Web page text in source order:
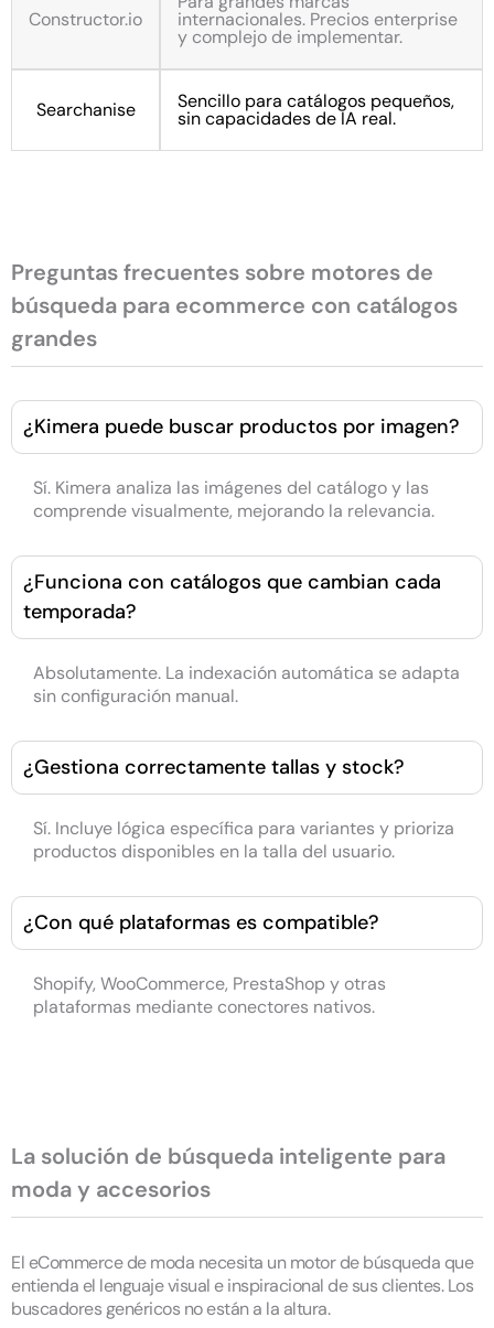
Constructor.io internacionales. Precios enterprise
y complejo de implementar.
Searchanise Sencillo para catálogos pequeños,
sin capacidades de IA real.
Preguntas frecuentes sobre motores de
búsqueda para ecommerce con catálogos
grandes
¿Kimera puede buscar productos por imagen?
Sí. Kimera analiza las imágenes del catálogo y las
comprende visualmente, mejorando la relevancia.
¿Funciona con catálogos que cambian cada
temporada?
Absolutamente. La indexación automática se adapta
sin configuración manual.
¿Gestiona correctamente tallas y stock?
Sí. Incluye lógica específica para variantes y prioriza
productos disponibles en la talla del usuario.
¿Con qué plataformas es compatible?
Shopify, WooCommerce, PrestaShop y otras
plataformas mediante conectores nativos.
La solución de búsqueda inteligente para
moda y accesorios
El eCommerce de moda necesita un motor de búsqueda que
entienda el lenguaje visual e inspiracional de sus clientes. Los
buscadores genéricos no están a la altura.